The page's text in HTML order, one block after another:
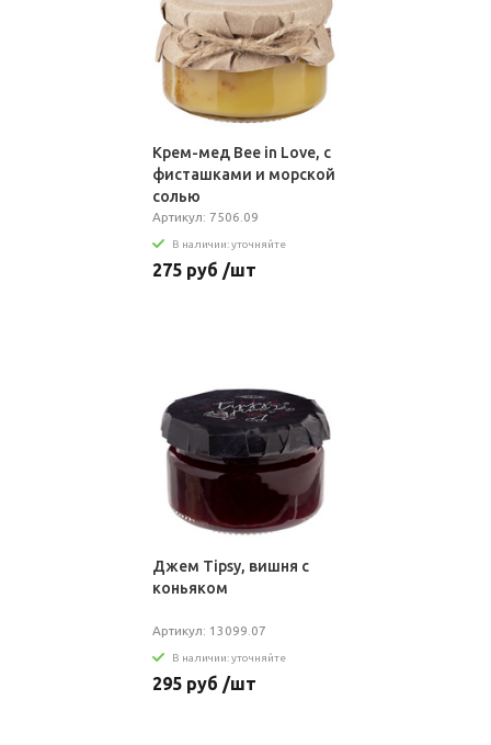
Крем-мед Bee in Love, с
фисташками и морской
солью
Артикул: 7506.09
В наличии: уточняйте
275 руб /шт
Джем Tipsy, вишня с
коньяком
Артикул: 13099.07
В наличии: уточняйте
295 руб /шт